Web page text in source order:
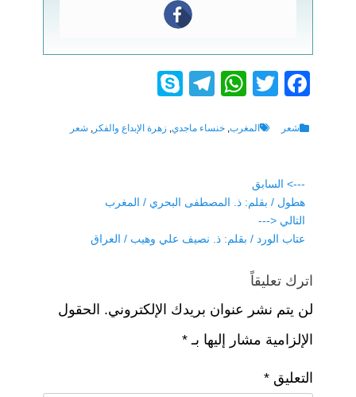
F
c
b
o
o
T
tt
W
at
p
p
T
e
m
p
Categories
شعر Tagsالمغرب خنساء ماجدي زهرة الإبداع والفكر شعر
تصفّح
المقالات
---> السابق
Previous
post:
هطول / بقلم: ذ. المصطفى البحري / المغرب
التالي <---
Next
عتاب الورد / بقلم: ذ. نصيف علي وهيب / العراق
اترك تعليقاً
لن يتم نشر عنوان بريدك الإلكتروني. الحقول
الإلزامية مشار إليها بـ *
التعليق *